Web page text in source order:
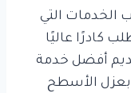
التي
كادرًا عاليًا
أفضل خدمة
بعزل الأسطح